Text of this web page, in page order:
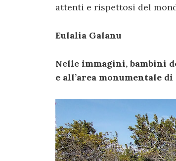
attenti e rispettosi del
Eulalia Galanu
Nelle immagini, bambini
e all’area monumentale